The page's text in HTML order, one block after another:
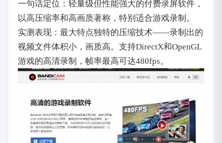
一句话定位：轻量级但性能强大的付费录屏软件，
以高压缩率和高画质著称，特别适合游戏录制。
实测表现：最大特点独特的压缩技术——录制出的
视频文件体积小，画质高。支持DirectX和OpenGL
游戏的高清录制，帧率最高可达480fps。